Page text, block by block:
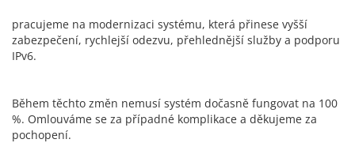
pracujeme na modernizaci systému, která přinese vyšší
zabezpečení, rychlejší odezvu, přehlednější služby a podporu
IPv6.
Během těchto změn nemusí systém dočasně fungovat na 100
%. Omlouváme se za případné komplikace a děkujeme za
pochopení.